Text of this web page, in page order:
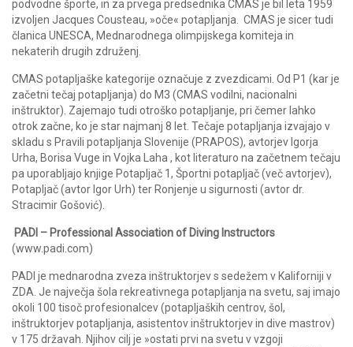
podvodne športe, in za prvega predsednika CMAS je bil leta 1959
izvoljen Jacques Cousteau, »oče« potapljanja. CMAS je sicer tudi
članica UNESCA, Mednarodnega olimpijskega komiteja in
nekaterih drugih združenj.
CMAS potapljaške kategorije označuje z zvezdicami. Od P1 (kar je
začetni tečaj potapljanja) do M3 (CMAS vodilni, nacionalni
inštruktor). Zajemajo tudi otroško potapljanje, pri čemer lahko
otrok začne, ko je star najmanj 8 let. Tečaje potapljanja izvajajo v
skladu s Pravili potapljanja Slovenije (PRAPOS), avtorjev Igorja
Urha, Borisa Vuge in Vojka Laha , kot literaturo na začetnem tečaju
pa uporabljajo knjige Potapljač 1, Športni potapljač (več avtorjev),
Potapljač (avtor Igor Urh) ter Ronjenje u sigurnosti (avtor dr.
Stracimir Gošović).
PADI – Professional Association of Diving Instructors
(www.padi.com)
PADI je mednarodna zveza inštruktorjev s sedežem v Kaliforniji v
ZDA. Je največja šola rekreativnega potapljanja na svetu, saj imajo
okoli 100 tisoč profesionalcev (potapljaških centrov, šol,
inštruktorjev potapljanja, asistentov inštruktorjev in dive mastrov)
v 175 državah. Njihov cilj je »ostati prvi na svetu v vzgoji